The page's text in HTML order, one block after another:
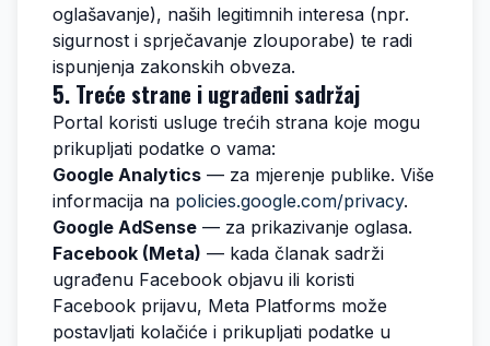
oglašavanje), naših legitimnih interesa (npr.
sigurnost i sprječavanje zlouporabe) te radi
ispunjenja zakonskih obveza.
5. Treće strane i ugrađeni sadržaj
Portal koristi usluge trećih strana koje mogu
prikupljati podatke o vama:
Google Analytics — za mjerenje publike. Više
informacija na policies.google.com/privacy.
Google AdSense — za prikazivanje oglasa.
Facebook (Meta) — kada članak sadrži
ugrađenu Facebook objavu ili koristi
Facebook prijavu, Meta Platforms može
postavljati kolačiće i prikupljati podatke u